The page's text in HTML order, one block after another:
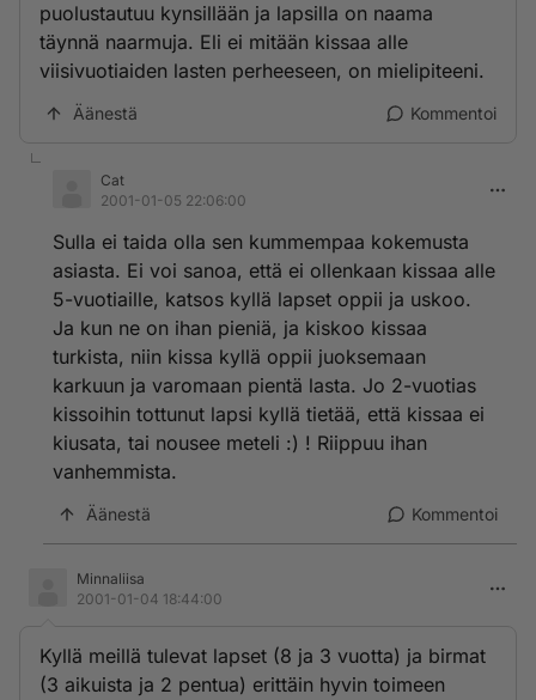
puolustautuu kynsillään ja lapsilla on naama
täynnä naarmuja. Eli ei mitään kissaa alle
viisivuotiaiden lasten perheeseen, on mielipiteeni.
Äänestä Kommentoi
Cat
2001-01-05 22:06:00
Sulla ei taida olla sen kummempaa kokemusta
asiasta. Ei voi sanoa, että ei ollenkaan kissaa alle
5-vuotiaille, katsos kyllä lapset oppii ja uskoo.
Ja kun ne on ihan pieniä, ja kiskoo kissaa
turkista, niin kissa kyllä oppii juoksemaan
karkuun ja varomaan pientä lasta. Jo 2-vuotias
kissoihin tottunut lapsi kyllä tietää, että kissaa ei
kiusata, tai nousee meteli :) ! Riippuu ihan
vanhemmista.
Äänestä Kommentoi
Minnaliisa
2001-01-04 18:44:00
Kyllä meillä tulevat lapset (8 ja 3 vuotta) ja birmat
(3 aikuista ja 2 pentua) erittäin hyvin toimeen